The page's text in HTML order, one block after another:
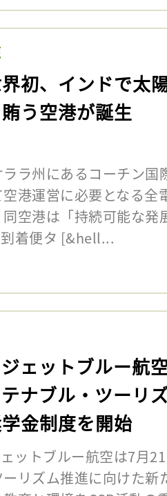
界初、インドで太
う空港が誕生
ラ州にあるコーチン国
港運営に必要となる全
空港は「持続可能な
着便タ [&hell...
ジェットブルー航
ナブル・ツーリ
金制度を開始
ットブルー航空は7月
リズム推進に向けた